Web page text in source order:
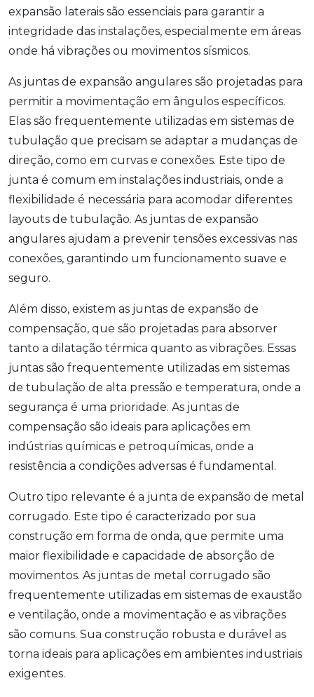
expansão laterais são essenciais para garantir a
integridade das instalações, especialmente em áreas
onde há vibrações ou movimentos sísmicos.
As juntas de expansão angulares são projetadas para
permitir a movimentação em ângulos específicos.
Elas são frequentemente utilizadas em sistemas de
tubulação que precisam se adaptar a mudanças de
direção, como em curvas e conexões. Este tipo de
junta é comum em instalações industriais, onde a
flexibilidade é necessária para acomodar diferentes
layouts de tubulação. As juntas de expansão
angulares ajudam a prevenir tensões excessivas nas
conexões, garantindo um funcionamento suave e
seguro.
Além disso, existem as juntas de expansão de
compensação, que são projetadas para absorver
tanto a dilatação térmica quanto as vibrações. Essas
juntas são frequentemente utilizadas em sistemas
de tubulação de alta pressão e temperatura, onde a
segurança é uma prioridade. As juntas de
compensação são ideais para aplicações em
indústrias químicas e petroquímicas, onde a
resistência a condições adversas é fundamental.
Outro tipo relevante é a junta de expansão de metal
corrugado. Este tipo é caracterizado por sua
construção em forma de onda, que permite uma
maior flexibilidade e capacidade de absorção de
movimentos. As juntas de metal corrugado são
frequentemente utilizadas em sistemas de exaustão
e ventilação, onde a movimentação e as vibrações
são comuns. Sua construção robusta e durável as
torna ideais para aplicações em ambientes industriais
exigentes.